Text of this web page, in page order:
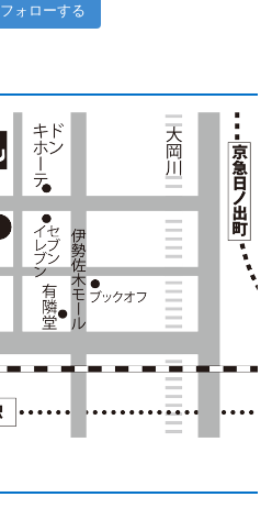
フォローする